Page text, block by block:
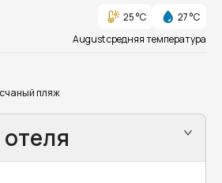
25 °C
27 °C
August средняя температура
пляж